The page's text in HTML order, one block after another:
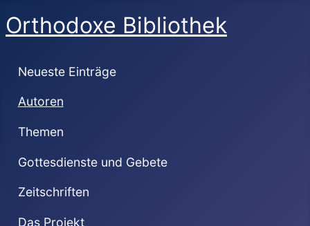
Orthodoxe Bibliothek
Neueste Einträge
Autoren
Themen
Gottesdienste und Gebete
Zeitschriften
Das Projekt